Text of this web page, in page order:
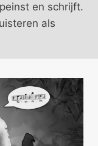
en schrijft.
als